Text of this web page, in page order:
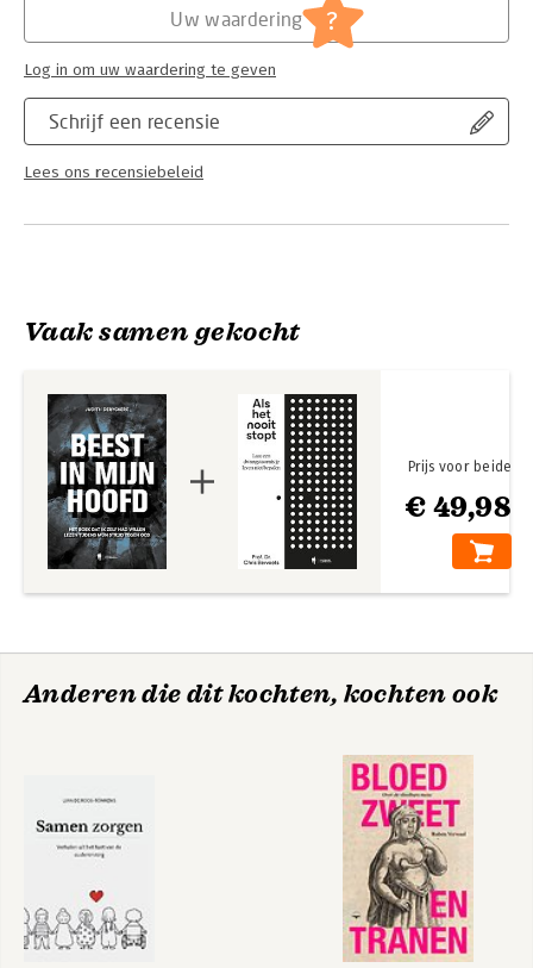
Schrijf een recensie
Lees ons recensiebeleid
Uw waardering ?
Log in om uw waardering te geven
Vaak samen gekocht
€ 49,98
Prijs voor beide
Anderen die dit kochten, kochten ook